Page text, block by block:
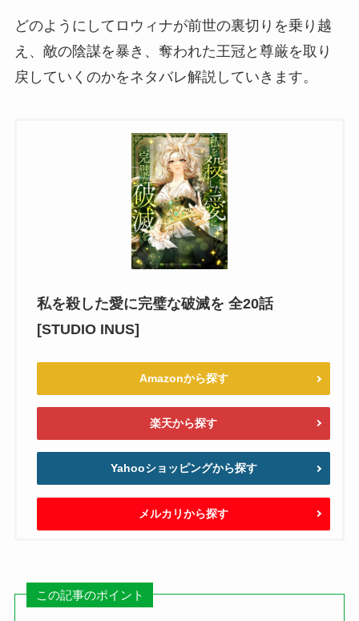
どのようにしてロウィナが前世の裏切りを乗り越
え、敵の陰謀を暴き、奪われた王冠と尊厳を取り
戻していくのかをネタバレ解説していきます。
私を殺した愛に完璧な破滅を 全20話
[STUDIO INUS]
Amazonから探す
楽天から探す
Yahooショッピングから探す
メルカリから探す
この記事のポイント